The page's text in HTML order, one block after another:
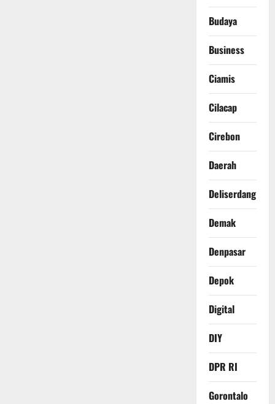
Budaya
Business
Ciamis
Cilacap
Cirebon
Daerah
Deliserdang
Demak
Denpasar
Depok
Digital
DIY
DPR RI
Gorontalo